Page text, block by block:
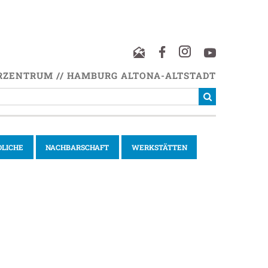
// HAMBURG ALTONA-ALTSTADT
NACHBARSCHAFT WERKSTÄTTEN